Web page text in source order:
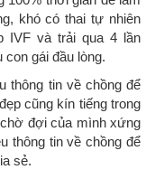
khó có thai tự nhiên
IVF và trải qua 4 lần
gái đầu lòng.
thông tin về chồng để
cũng kín tiếng trong
đợi của mình xứng
thông tin về chồng để
sẻ.